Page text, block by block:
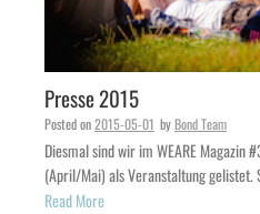
Presse 2015
Posted on2015-05-01 byBond Team
Diesmal sind wir im WEARE Magazin
(April/Mai) als Veranstaltung
Read More